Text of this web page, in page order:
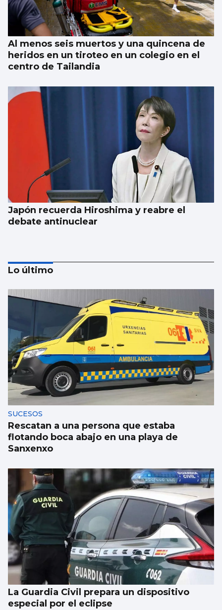
Al menos seis muertos y una quincena de
heridos en un tiroteo en un colegio en el
centro de Tailandia
Japón recuerda Hiroshima y reabre el
debate antinuclear
Trump amenaza con un golpe “muy duro”
si Ormuz no abre
Lo último
SUCESOS
Rescatan a una persona que estaba
flotando boca abajo en una playa de
Sanxenxo
La Guardia Civil prepara un dispositivo
especial por el eclipse